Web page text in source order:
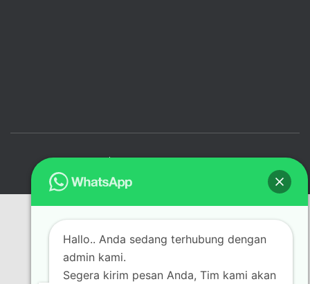
Hestia | Developed byThemeIsle
Hallo.. Anda sedang terhubung dengan
admin kami.
Segera kirim pesan Anda, Tim kami akan